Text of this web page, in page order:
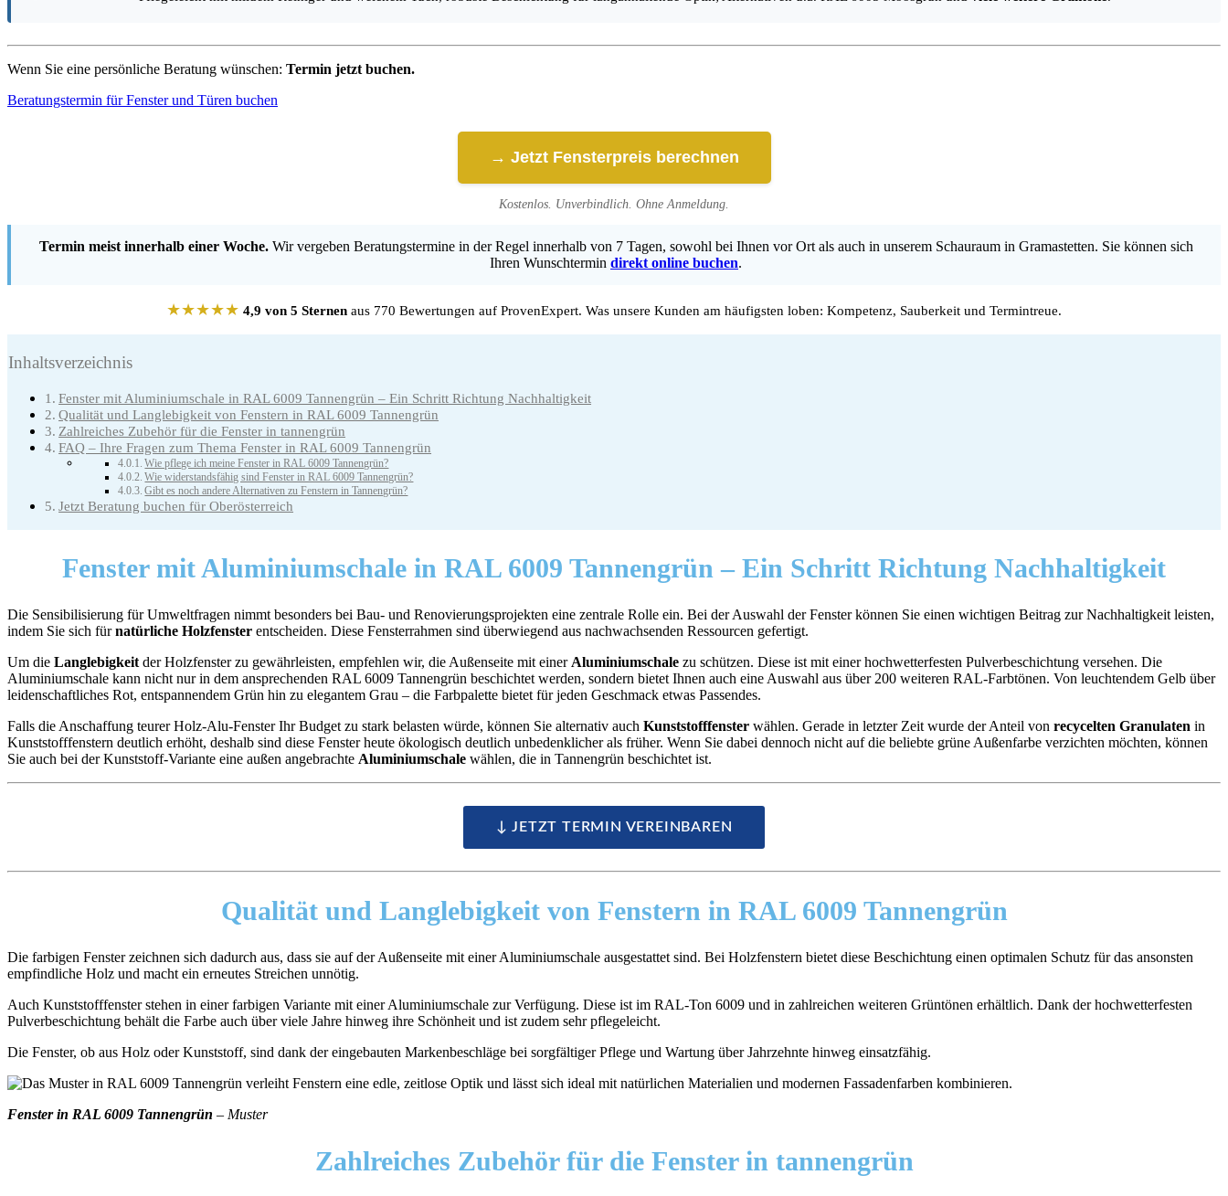
Wenn Sie eine persönliche Beratung wünschen: Termin jetzt buchen.
Beratungstermin für Fenster und Türen buchen
→ Jetzt Fensterpreis berechnen
Kostenlos. Unverbindlich. Ohne Anmeldung.
Termin meist innerhalb einer Woche.Wir vergeben Beratungstermine in der Regel innerhalb von 7 Tagen, sowohl bei Ihnen vor Ort als auch in unserem Schauraum in Gramastetten. Sie können sich
Ihren Wunschtermin direkt online buchen.
★★★★★ 4,9 von 5 Sternen aus 770 Bewertungen auf ProvenExpert. Was unsere Kunden am häufigsten loben: Kompetenz, Sauberkeit und Termintreue.
Inhaltsverzeichnis
Fenster mit Aluminiumschale in RAL 6009 Tannengrün – Ein Schritt Richtung Nachhaltigkeit
Qualität und Langlebigkeit von Fenstern in RAL 6009 Tannengrün
Zahlreiches Zubehör für die Fenster in tannengrün
FAQ – Ihre Fragen zum Thema Fenster in RAL 6009 Tannengrün
Wie pflege ich meine Fenster in RAL 6009 Tannengrün?
Wie widerstandsfähig sind Fenster in RAL 6009 Tannengrün?
Gibt es noch andere Alternativen zu Fenstern in Tannengrün?
Jetzt Beratung buchen für Oberösterreich
Fenster mit Aluminiumschale in RAL 6009 Tannengrün – Ein Schritt Richtung Nachhaltigkeit
Die Sensibilisierung für Umweltfragen nimmt besonders bei Bau- und Renovierungsprojekten eine zentrale Rolle ein. Bei der Auswahl der Fenster können Sie einen wichtigen Beitrag zur Nachhaltigkeit leisten,
indem Sie sich fürnatürliche Holzfenster entscheiden. Diese Fensterrahmen sind überwiegend aus nachwachsenden Ressourcen gefertigt.
Um die Langlebigkeit der Holzfenster zu gewährleisten, empfehlen wir, die Außenseite mit einer Aluminiumschale zu schützen. Diese ist mit einer hochwetterfesten Pulverbeschichtung versehen. Die
Aluminiumschale kann nicht nur in dem ansprechenden RAL 6009 Tannengrün beschichtet werden, sondern bietet Ihnen auch eine Auswahl aus über 200 weiteren RAL-Farbtönen. Von leuchtendem Gelb über
leidenschaftliches Rot, entspannendem Grün hin zu elegantem Grau – die Farbpalette bietet für jeden Geschmack etwas Passendes.
Falls die Anschaffung teurer Holz-Alu-Fenster Ihr Budget zu stark belasten würde, können Sie alternativ auch Kunststofffenster wählen. Gerade in letzter Zeit wurde der Anteil von recycelten Granulaten in
Kunststofffenstern deutlich erhöht, deshalb sind diese Fenster heute ökologisch deutlich unbedenklicher als früher. Wenn Sie dabei dennoch nicht auf die beliebte grüne Außenfarbe verzichten möchten, können
Sie auch bei der Kunststoff-Variante eine außen angebrachte Aluminiumschale wählen, die in Tannengrün beschichtet ist.
↓ JETZT TERMIN VEREINBAREN
Qualität und Langlebigkeitvon Fenstern in RAL 6009 Tannengrün
Die farbigen Fenster zeichnen sich dadurch aus, dass sie auf der Außenseite mit einer Aluminiumschale ausgestattet sind. Bei Holzfenstern bietet diese Beschichtung einen optimalen Schutz für das ansonsten
empfindliche Holz und macht ein erneutes Streichen unnötig.
Auch Kunststofffenster stehen in einer farbigen Variante mit einer Aluminiumschale zur Verfügung. Diese ist im RAL-Ton 6009 und in zahlreichen weiteren Grüntönen erhältlich. Dank der hochwetterfesten
Pulverbeschichtung behält die Farbe auch über viele Jahre hinweg ihre Schönheit und ist zudem sehr pflegeleicht.
Die Fenster, ob aus Holz oder Kunststoff, sind dank der eingebauten Markenbeschläge bei sorgfältiger Pflege und Wartung über Jahrzehnte hinweg einsatzfähig.
Fenster in RAL 6009 Tannengrün – Muster
Zahlreiches Zubehörfür die Fenster in tannengrün